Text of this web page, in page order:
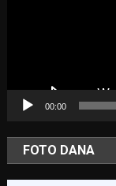
00:00
FOTO DANA